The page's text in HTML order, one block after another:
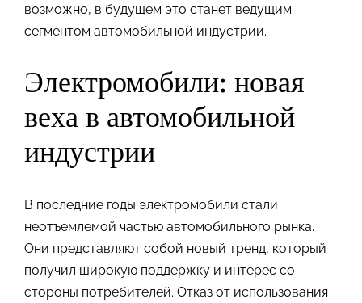
возможно, в будущем это станет ведущим
сегментом автомобильной индустрии.
Электромобили: новая
веха в автомобильной
индустрии
В последние годы электромобили стали
неотъемлемой частью автомобильного рынка.
Они представляют собой новый тренд, который
получил широкую поддержку и интерес со
стороны потребителей. Отказ от использования